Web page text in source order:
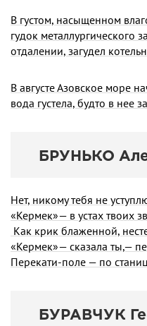
В густом, насыщенном
гудок металлургического
отдалении, загудел
В августе Азовское море
вода густела, будто в нее
БРУНЬКО
Нет, никому тебя не
«Кермек»— в устах твоих
Как крик блаженной,
«Кермек»— сказала ты,—
Перекати-поле — по
БУРАВЧУК